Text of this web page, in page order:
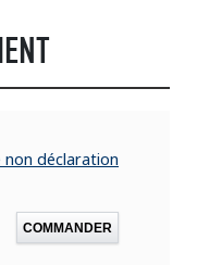
déclaration
COMMANDER